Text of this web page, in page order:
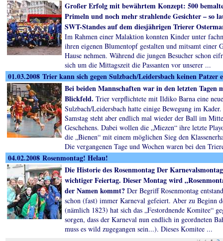
Großer Erfolg mit bewährtem Konzept: 500
Primeln und noch mehr strahlende Gesichter – so
SWT-Standes auf dem diesjährigen Trierer
Im Rahmen einer Malaktion konnten Kinder unter
ihren eigenen Blumentopf gestalten und mitsamt einer
Hause nehmen. Während die jungen Besucher schon
sich um die Mittagszeit die Passanten vor unserer ...
01.03.2008 Trier kann sich gegen Sulzbach/Leidersbach keinen Patzer
Bei beiden Mannschaften war in den letzten
Blickfeld. Trier verpflichtete mit Ildiko Barna eine
Sulzbach/Leidersbach hatte einige Bewegung im
Samstag steht aber endlich mal wieder der Ball im
Geschehens. Dabei wollen die „Miezen“ ihre letzte
die „Bienen“ mit einem möglichen Sieg den
Die vergangenen Tage und Wochen waren bei den
04.02.2008 Rosenmontag! Helau!
Die Historie des Rosenmontag Der
wichtiger Feiertag. Dieser Montag wird
der Namen kommt? Der Begriff Rosenmontag
schon (fast) immer Karneval gefeiert. Aber zu Beginn
(nämlich 1823) hat sich das „Festordnende Komitee“
sorgen, dass der Karneval nun endlich in geordneten
muss es wild zugegangen sein...). Dieses Komitee ...